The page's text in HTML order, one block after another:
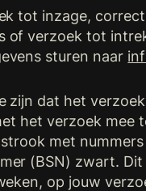
tot inzage,
of verzoek tot
sturen naar
zijn dat het
het verzoek mee
met
(BSN) zwart.
op jouw